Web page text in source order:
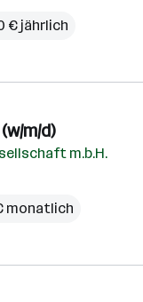
€ jährlich
m/d)
m.b.H.
monatlich